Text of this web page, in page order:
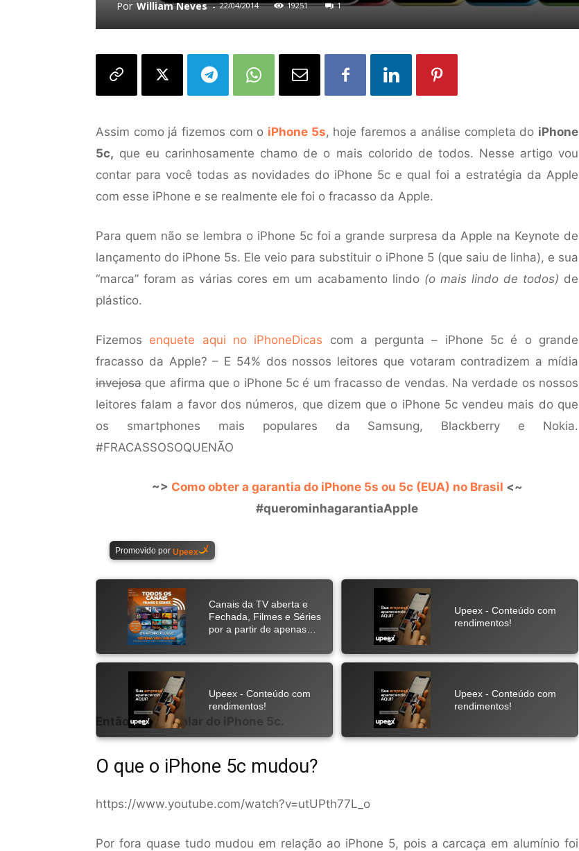
Por William Neves- 22/04/2014 19251 1
Assim como já fizemos com o iPhone 5s, hoje faremos a análise completa do iPhone
5c, que eu carinhosamente chamo de o mais colorido de todos. Nesse artigo vou
contar para você todas as novidades do iPhone 5c e qual foi a estratégia da Apple
com esse iPhone e se realmente ele foi o fracasso da Apple.
Para quem não se lembra o iPhone 5c foi a grande surpresa da Apple na Keynote de
lançamento do iPhone 5s. Ele veio para substituir o iPhone 5 (que saiu de linha), e sua
“marca” foram as várias cores em um acabamento lindo (o mais lindo de todos) de
plástico.
Fizemos enquete aqui no iPhoneDicas com a pergunta – iPhone 5c é o grande
fracasso da Apple? – E 54% dos nossos leitores que votaram contradizem a mídia
invejosa que afirma que o iPhone 5c é um fracasso de vendas. Na verdade os nossos
leitores falam a favor dos números, que dizem que o iPhone 5c vendeu mais do que
os smartphones mais populares da Samsung, Blackberry e Nokia.
#FRACASSOSOQUENÃO
~> Como obter a garantia do iPhone 5s ou 5c (EUA) no Brasil <~
#querominhagarantiaApple
Então, vamos falar do iPhone 5c.
O que o iPhone 5c mudou?
https://www.youtube.com/watch?v=utUPth77L_o
Por fora quase tudo mudou em relação ao iPhone 5, pois a carcaça em alumínio foi